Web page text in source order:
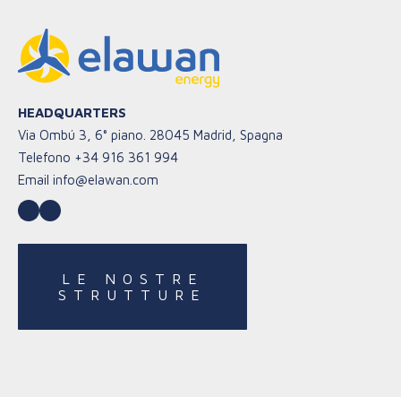
HEADQUARTERS
Via Ombú 3, 6° piano. 28045 Madrid, Spagna
Telefono +34 916 361 994
Email info@elawan.com
LinkedIn
YouTube
LE NOSTRE
STRUTTURE